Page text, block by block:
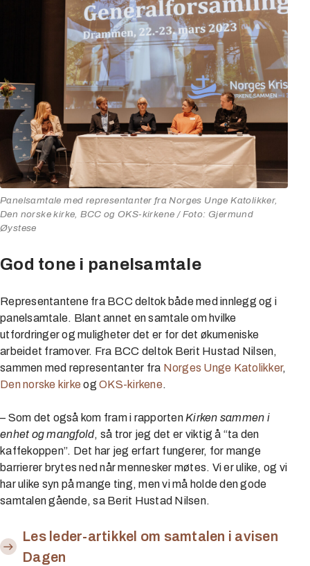
Panelsamtale med representanter fra Norges Unge Katolikker,
Den norske kirke, BCC og OKS-kirkene / Foto: Gjermund
Øystese
God tone i panelsamtale
Representantene fra BCC deltok både med innlegg og i
panelsamtale. Blant annet en samtale om hvilke
utfordringer og muligheter det er for det økumeniske
arbeidet framover. Fra BCC deltok Berit Hustad Nilsen,
sammen med representanter fra Norges Unge Katolikker,
Den norske kirke og OKS-kirkene.
– Som det også kom fram i rapporten Kirken sammen i
enhet og mangfold, så tror jeg det er viktig å “ta den
kaffekoppen”. Det har jeg erfart fungerer, for mange
barrierer brytes ned når mennesker møtes. Vi er ulike, og vi
har ulike syn på mange ting, men vi må holde den gode
samtalen gående, sa Berit Hustad Nilsen.
Les leder-artikkel om samtalen i avisen
Dagen